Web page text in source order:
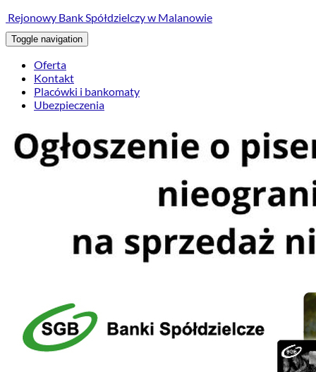
Rejonowy Bank Spółdzielczy w Malanowie
Toggle navigation
Oferta
Kontakt
Placówki i bankomaty
Ubezpieczenia